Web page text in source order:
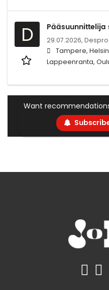
D 29.07.2026,
Tampere,
Lappeenranta,
Want